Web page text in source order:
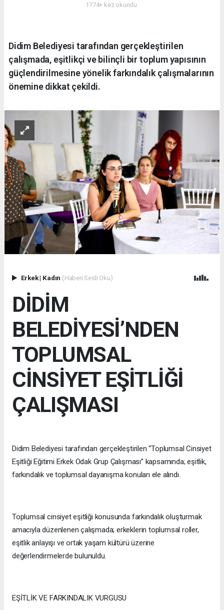
1774+ kez okundu.
Didim Belediyesi tarafından gerçekleştirilen
çalışmada, eşitlikçi ve bilinçli bir toplum yapısının
güçlendirilmesine yönelik farkındalık çalışmalarının
önemine dikkat çekildi.
Erkek| Kadın (Haberi Sesli Oku)
DİDİM
BELEDİYESİ’NDEN
TOPLUMSAL
CİNSİYET EŞİTLİĞİ
ÇALIŞMASI
Didim Belediyesi tarafından gerçekleştirilen “Toplumsal Cinsiyet
Eşitliği Eğitimi Erkek Odak Grup Çalışması” kapsamında; eşitlik,
farkındalık ve toplumsal dayanışma konuları ele alındı.
Toplumsal cinsiyet eşitliği konusunda farkındalık oluşturmak
amacıyla düzenlenen çalışmada; erkeklerin toplumsal roller,
eşitlik anlayışı ve ortak yaşam kültürü üzerine
değerlendirmelerde bulunuldu.
EŞİTLİK VE FARKINDALIK VURGUSU